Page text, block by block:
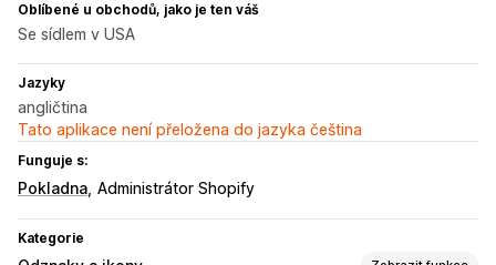
Oblíbené u obchodů, jako je ten váš
Se sídlem v USA
Jazyky
angličtina
Tato aplikace není přeložena do jazyka čeština
Funguje s:
Pokladna Administrátor Shopify
Kategorie